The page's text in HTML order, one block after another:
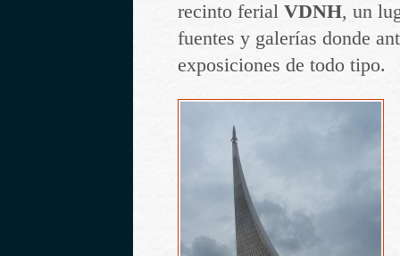
recinto ferial VDNH, un
fuentes y galerías donde
exposiciones de todo tipo.